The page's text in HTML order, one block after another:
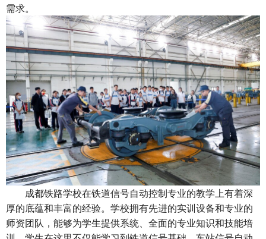
需求。
成都铁路学校在铁道信号自动控制专业的教学上有着深
厚的底蕴和丰富的经验。学校拥有先进的实训设备和专业的
师资团队，能够为学生提供系统、全面的专业知识和技能培